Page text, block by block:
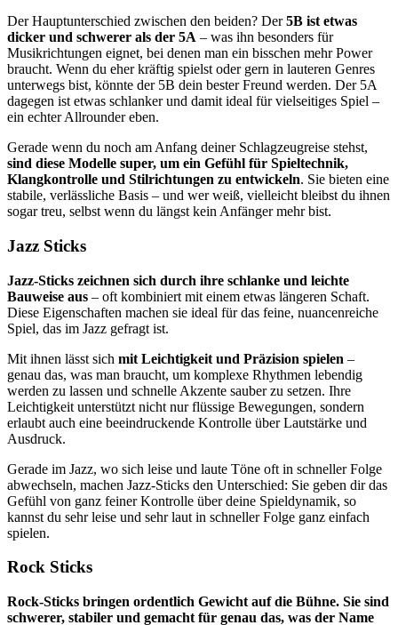
Der Hauptunterschied zwischen den beiden? Der5B ist etwas
dicker und schwerer als der 5A – was ihn besonders für
Musikrichtungen eignet, bei denen man ein bisschen mehr Power
braucht. Wenn du eher kräftig spielst oder gern in lauteren Genres
unterwegs bist, könnte der 5B dein bester Freund werden. Der 5A
dagegen ist etwas schlanker und damit ideal für vielseitiges Spiel –
ein echter Allrounder eben.
Gerade wenn du noch am Anfang deiner Schlagzeugreise stehst,
sind diese Modelle super, um ein Gefühl für Spieltechnik,
Klangkontrolle und Stilrichtungen zu entwickeln. Sie bieten eine
stabile, verlässliche Basis – und wer weiß, vielleicht bleibst du ihnen
sogar treu, selbst wenn du längst kein Anfänger mehr bist.
Jazz Sticks
Jazz-Sticks zeichnen sich durch ihre schlanke und leichte
Bauweise aus – oft kombiniert mit einem etwas längeren Schaft.
Diese Eigenschaften machen sie ideal für das feine, nuancenreiche
Spiel, das im Jazz gefragt ist.
Mit ihnen lässt sich mit Leichtigkeit und Präzision spielen –
genau das, was man braucht, um komplexe Rhythmen lebendig
werden zu lassen und schnelle Akzente sauber zu setzen. Ihre
Leichtigkeit unterstützt nicht nur flüssige Bewegungen, sondern
erlaubt auch eine beeindruckende Kontrolle über Lautstärke und
Ausdruck.
Gerade im Jazz, wo sich leise und laute Töne oft in schneller Folge
abwechseln, machen Jazz-Sticks den Unterschied: Sie geben dir das
Gefühl von ganz feiner Kontrolle über deine Spieldynamik, so
kannst du sehr leise und sehr laut in schneller Folge ganz einfach
spielen.
Rock Sticks
Rock-Sticks bringen ordentlich Gewicht auf die Bühne. Sie sind
schwerer, stabiler und gemacht für genau das, was der Name